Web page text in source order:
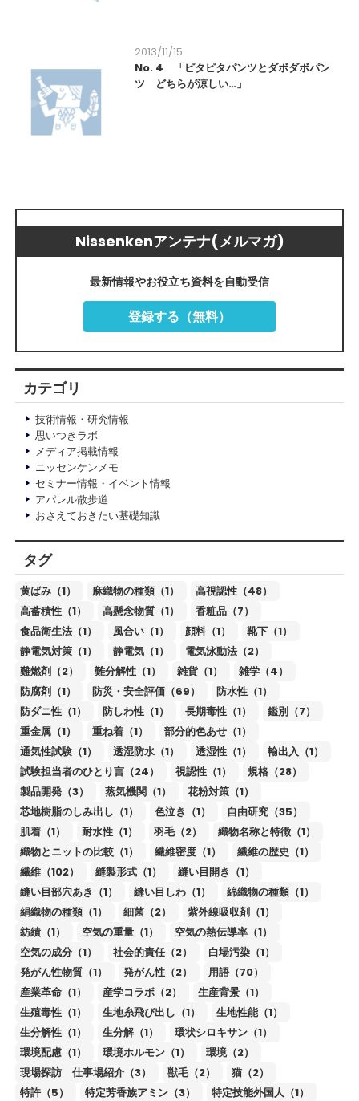
2013/11/15
No. 4 「ピタピタパンツとダボダボパン
ツ どちらが涼しい…」
Nissenkenアンテナ(メルマガ)
最新情報やお役立ち資料を自動受信
登録する（無料）
カテゴリ
技術情報・研究情報
思いつきラボ
メディア掲載情報
ニッセンケンメモ
セミナー情報・イベント情報
アパレル散歩道
おさえておきたい基礎知識
タグ
黄ばみ（1） 麻織物の種類（1）
高視認性（48）
高蓄積性（1）
高懸念物質（1）
香粧品（7）
食品衛生法（1）
風合い（1） 顔料（1）
靴下（1）
静電気対策（1）
静電気（1）
電気泳動法（2）
難燃剤（2）
難分解性（1） 雑貨（1）
雑学（4）
防腐剤（1）
防災・安全評価（69）
防水性（1）
防ダニ性（1）
防しわ性（1） 長期毒性（1）
鑑別（7）
重金属（1）
重ね着（1）
部分的色あせ（1）
通気性試験（1）
透湿防水（1） 透湿性（1）
輸出入（1）
試験担当者のひとり言（24）
視認性（1）
規格（28）
製品開発（3）
蒸気機関（1）
花粉対策（1）
芯地樹脂のしみ出し（1）
色泣き（1）
自由研究（35）
肌着（1）
耐水性（1） 羽毛（2）
織物名称と特徴（1）
織物とニットの比較（1）
繊維密度（1）
繊維の歴史（1）
繊維（102）
縫製形式（1）
縫い目開き（1）
縫い目部穴あき（1）
縫い目しわ（1）
綿織物の種類（1）
絹織物の種類（1）
細菌（2）
紫外線吸収剤（1）
紡績（1）
空気の重量（1）
空気の熱伝導率（1）
空気の成分（1）
社会的責任（2）
白場汚染（1）
発がん性物質（1）
発がん性（2）
用語（70）
産業革命（1）
産学コラボ（2）
生産背景（1）
生殖毒性（1）
生地糸飛び出し（1）
生地性能（1）
生分解性（1）
生分解（1）
環状シロキサン（1）
環境配慮（1）
環境ホルモン（1）
環境（2）
現場探訪 仕事場紹介（3）
獣毛（2）
猫（2）
特許（5）
特定芳香族アミン（3）
特定技能外国人（1）